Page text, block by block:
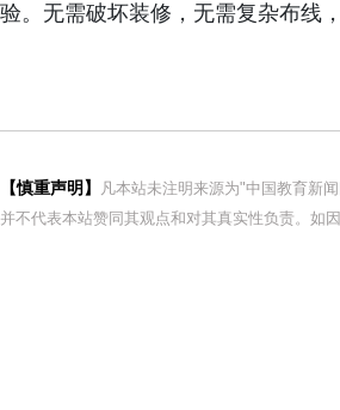
验。无需破坏装修，无需复杂布线
【慎重声明】
凡本站未注明来源为"中国教育新
并不代表本站赞同其观点和对其真实性负责。如